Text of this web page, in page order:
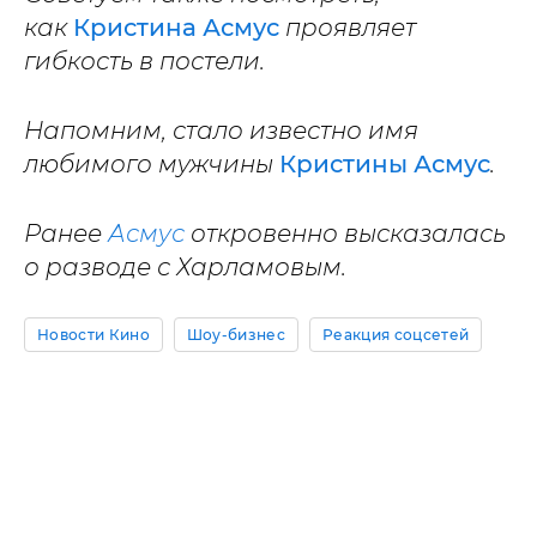
как Кристина Асмус проявляет
гибкость в постели.
Напомним, стало известно имя
любимого мужчины Кристины Асмус.
РанееАсмус откровенно высказалась
о разводе с Харламовым.
Новости Кино Шоу-бизнес Реакция соцсетей